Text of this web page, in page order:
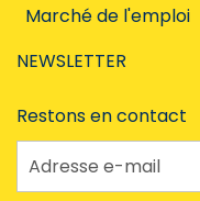
Marché de l'emploi
NEWSLETTER
Restons en contact
Adresse e-mail